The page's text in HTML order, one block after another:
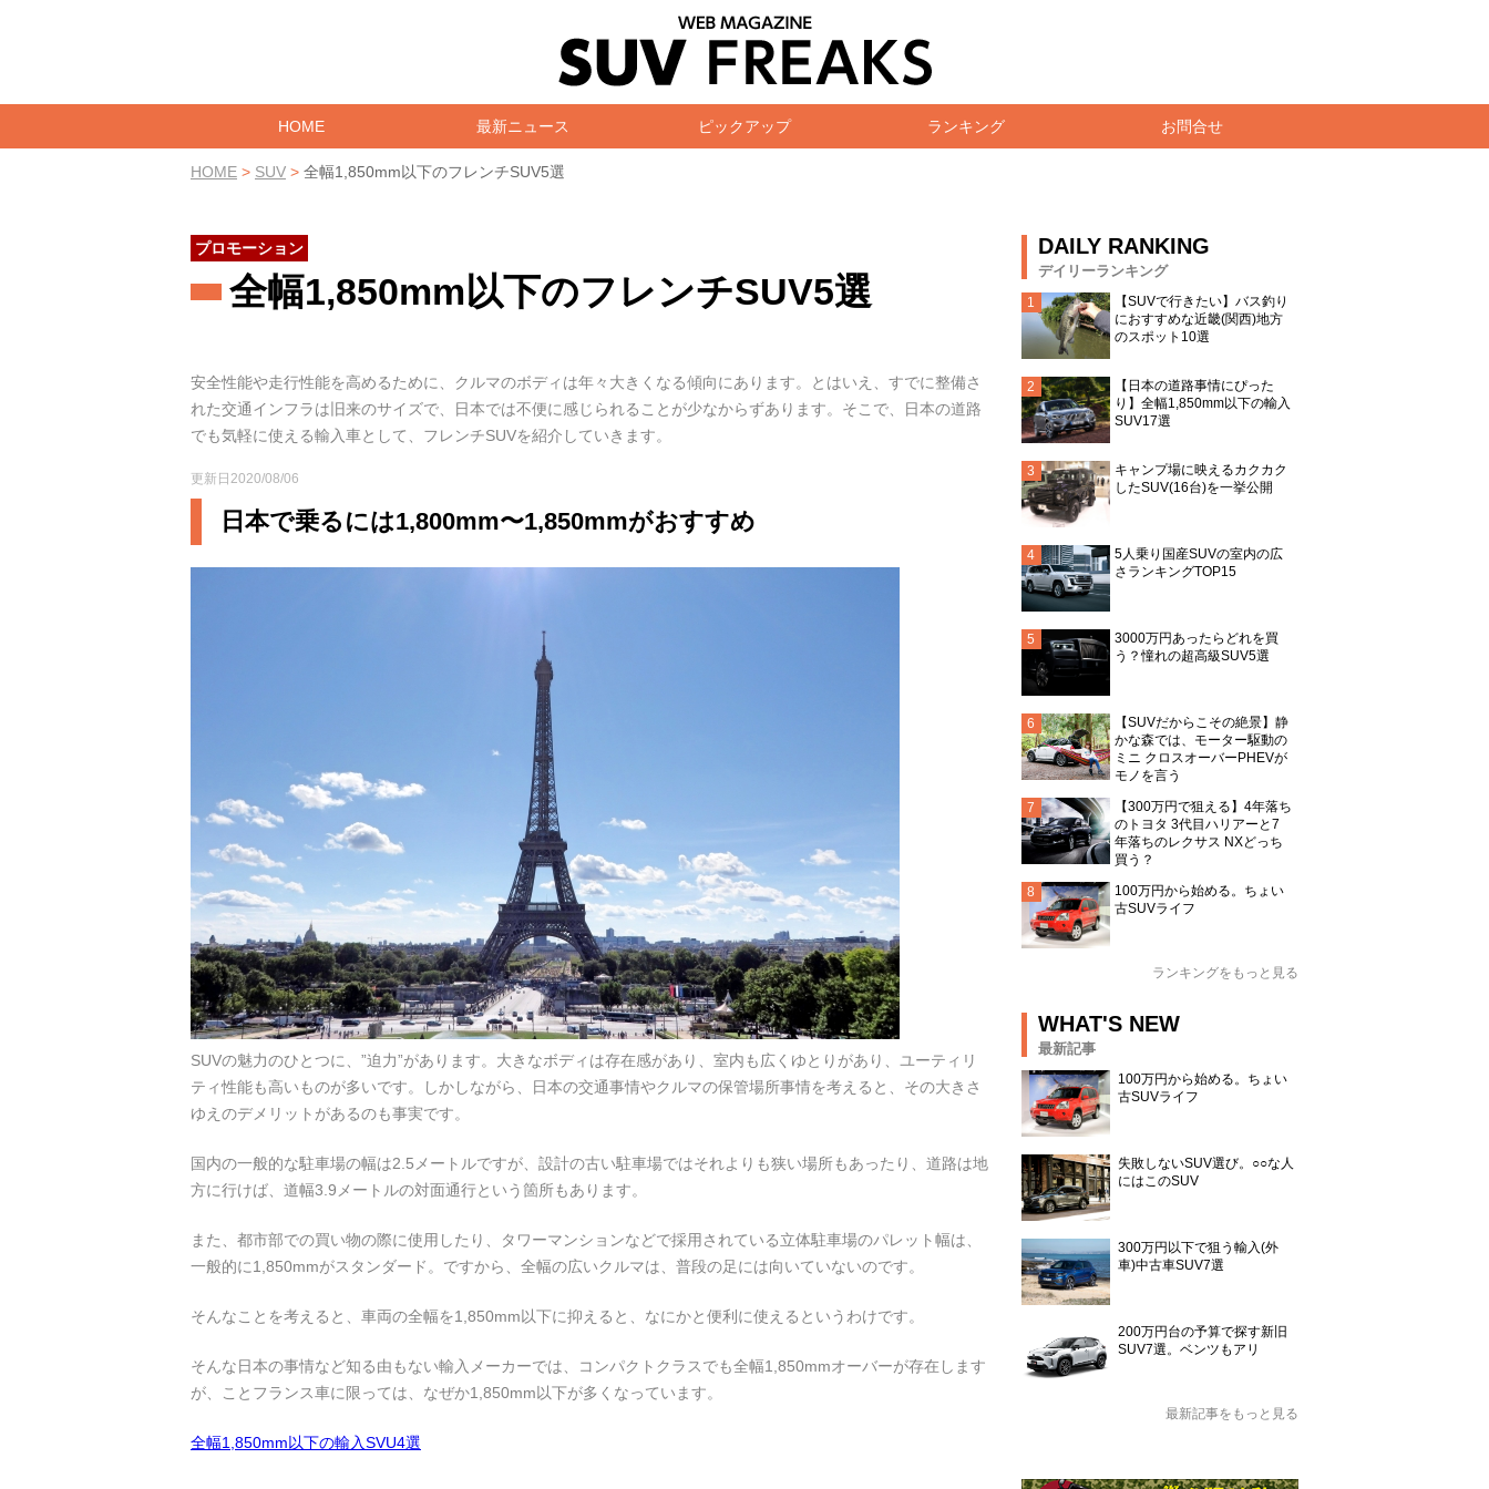
HOME 最新ニュース ピックアップ ランキング お問合せ
HOME > SUV > 全幅1,850mm以下のフレンチSUV5選
プロモーション
全幅1,850mm以下のフレンチSUV5選
安全性能や走行性能を高めるために、クルマのボディは年々大きくなる傾向にあります。とはいえ、すでに整備さ
れた交通インフラは旧来のサイズで、日本では不便に感じられることが少なからずあります。そこで、日本の道路
でも気軽に使える輸入車として、フレンチSUVを紹介していきます。
更新日2020/08/06
日本で乗るには1,800mm〜1,850mmがおすすめ
SUVの魅力のひとつに、”迫力”があります。大きなボディは存在感があり、室内も広くゆとりがあり、ユーティリ
ティ性能も高いものが多いです。しかしながら、日本の交通事情やクルマの保管場所事情を考えると、その大きさ
ゆえのデメリットがあるのも事実です。
国内の一般的な駐車場の幅は2.5メートルですが、設計の古い駐車場ではそれよりも狭い場所もあったり、道路は地
方に行けば、道幅3.9メートルの対面通行という箇所もあります。
また、都市部での買い物の際に使用したり、タワーマンションなどで採用されている立体駐車場のパレット幅は、
一般的に1,850mmがスタンダード。ですから、全幅の広いクルマは、普段の足には向いていないのです。
そんなことを考えると、車両の全幅を1,850mm以下に抑えると、なにかと便利に使えるというわけです。
そんな日本の事情など知る由もない輸入メーカーでは、コンパクトクラスでも全幅1,850mmオーバーが存在します
が、ことフランス車に限っては、なぜか1,850mm以下が多くなっています。
全幅1,850mm以下の輸入SVU4選
DAILY RANKING
デイリーランキング
【SUVで行きたい】バス釣り
におすすめな近畿(関西)地方
のスポット10選
【日本の道路事情にぴった
り】全幅1,850mm以下の輸入
SUV17選
キャンプ場に映えるカクカク
したSUV(16台)を一挙公開
5人乗り国産SUVの室内の広
さランキングTOP15
3000万円あったらどれを買
う？憧れの超高級SUV5選
【SUVだからこその絶景】静
かな森では、モーター駆動の
ミニ クロスオーバーPHEVが
モノを言う
【300万円で狙える】4年落ち
のトヨタ 3代目ハリアーと7
年落ちのレクサス NXどっち
買う？
100万円から始める。ちょい
古SUVライフ
ランキングをもっと見る
WHAT'S NEW
最新記事
100万円から始める。ちょい
古SUVライフ
失敗しないSUV選び。○○な人
にはこのSUV
300万円以下で狙う輸入(外
車)中古車SUV7選
200万円台の予算で探す新旧
SUV7選。ベンツもアリ
最新記事をもっと見る